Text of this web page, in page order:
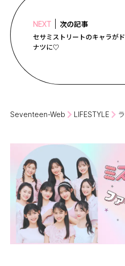
NEXT 次の記事
セサミストリートのキャラが
ナツに♡
Seventeen-Web LIFESTYLE